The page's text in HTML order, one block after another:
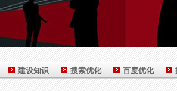
建设知识 搜索优化 百度优化